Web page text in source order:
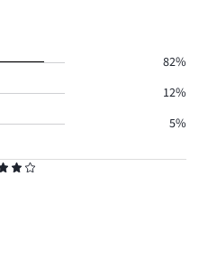
82%
12%
5%